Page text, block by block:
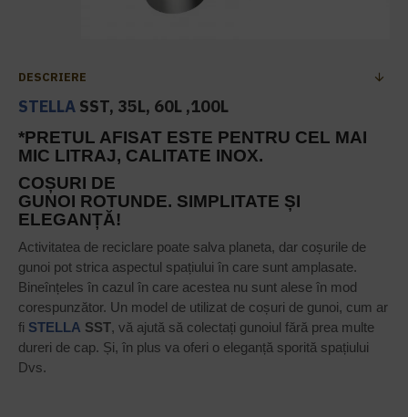
DESCRIERE
STELLA SST, 35L, 60L ,100L
*PRETUL AFISAT ESTE PENTRU CEL MAI
MIC LITRAJ, CALITATE INOX.
COȘURI DE
GUNOI ROTUNDE. SIMPLITATE ȘI
ELEGANȚĂ!
Activitatea de reciclare poate salva planeta, dar coșurile de
gunoi pot strica aspectul spațiului în care sunt amplasate.
Bineînțeles în cazul în care acestea nu sunt alese în mod
corespunzător. Un model de utilizat de coșuri de gunoi, cum ar
fi STELLA SST, vă ajută să colectați gunoiul fără prea multe
dureri de cap. Și, în plus va oferi o eleganță sporită spațiului
Dvs.